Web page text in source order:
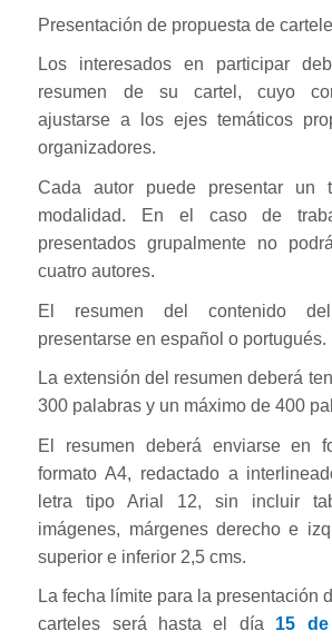
Presentación de propuesta de
Los interesados en participar
resumen de su cartel, cuyo
ajustarse a los ejes temáticos
organizadores.
Cada autor puede presentar un
modalidad. En el caso de
presentados grupalmente no
cuatro autores.
El resumen del contenido
presentarse en español o portugués.
La extensión del resumen deberá
300 palabras y un máximo de 400
El resumen deberá enviarse en
formato A4, redactado a
letra tipo Arial 12, sin incluir
imágenes, márgenes derecho e
superior e inferior 2,5 cms.
La fecha límite para la presentación
carteles será hasta el día 15